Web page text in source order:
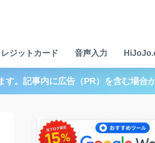
ジットカード 音声入力
。記事内に広告（PR）を含む場合が